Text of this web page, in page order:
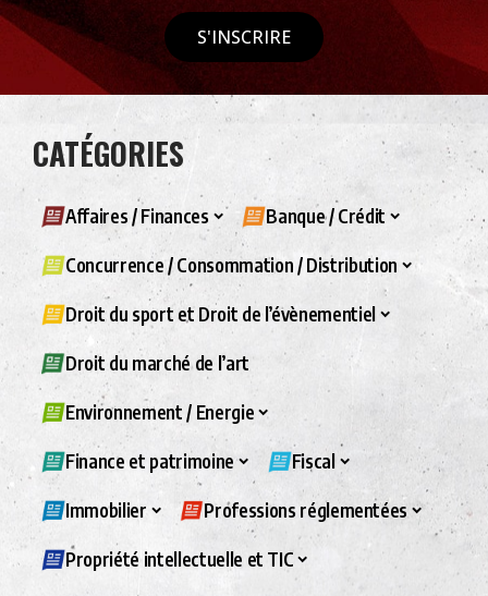
S'INSCRIRE
CATÉGORIES
Affaires / Finances Banque / Crédit
Concurrence / Consommation / Distribution
Droit du sport et Droit de l’évènementiel
Droit du marché de l’art
Environnement / Energie
Finance et patrimoine Fiscal
Immobilier Professions réglementées
Propriété intellectuelle et TIC